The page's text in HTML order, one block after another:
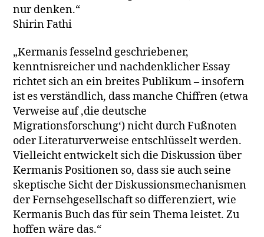
nur denken.“
Shirin Fathi
„Kermanis fesselnd geschriebener,
kenntnisreicher und nachdenklicher Essay
richtet sich an ein breites Publikum – insofern
ist es verständlich, dass manche Chiffren (etwa
Verweise auf ‚die deutsche
Migrationsforschung‘) nicht durch Fußnoten
oder Literaturverweise entschlüsselt werden.
Vielleicht entwickelt sich die Diskussion über
Kermanis Positionen so, dass sie auch seine
skeptische Sicht der Diskussionsmechanismen
der Fernsehgesellschaft so differenziert, wie
Kermanis Buch das für sein Thema leistet. Zu
hoffen wäre das.“